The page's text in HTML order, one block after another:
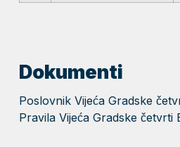
Dokumenti
Poslovnik Vijeća Gradske
Pravila Vijeća Gradske četvrti